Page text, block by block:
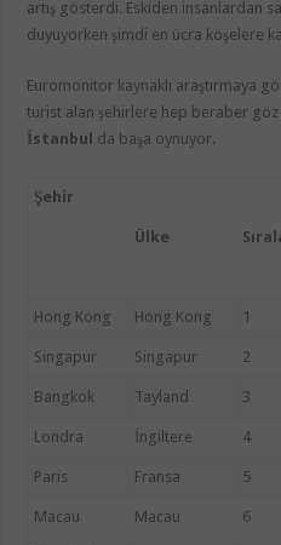
artış gösterdi. Eskiden insanlardan
duyuyorken şimdi en ücra köşelere
Euromonitor kaynaklı araştırmaya
turist alan şehirlere hep beraber göz
İstanbul da başa oynuyor.
Şehir
Ülke
Hong Kong Hong Kong 1
Singapur Singapur 2
Bangkok Tayland 3
Londra İngiltere 4
Paris Fransa 5
Macau Macau 6